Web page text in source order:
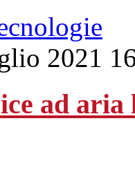
2021
ad aria